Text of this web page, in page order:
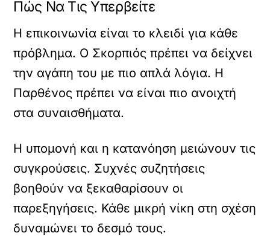
Πώς Να Τις Υπερβείτε
Η επικοινωνία είναι το κλειδί για κάθε
πρόβλημα. Ο Σκορπιός πρέπει να δείχνει
την αγάπη του με πιο απλά λόγια. Η
Παρθένος πρέπει να είναι πιο ανοιχτή
στα συναισθήματα.
Η υπομονή και η κατανόηση μειώνουν τις
συγκρούσεις. Συχνές συζητήσεις
βοηθούν να ξεκαθαρίσουν οι
παρεξηγήσεις. Κάθε μικρή νίκη στη σχέση
δυναμώνει το δεσμό τους.